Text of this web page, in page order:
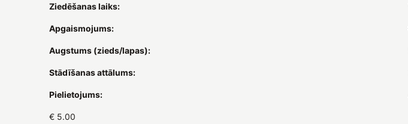
Ziedēšanas laiks:
Apgaismojums:
Augstums (zieds/lapas):
Stādīšanas attālums:
Pielietojums:
€ 5.00